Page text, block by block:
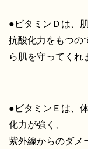
●ビタミンＤは、
抗酸化力をもつの
ら肌を守ってくれ
●ビタミンＥは、
化力が強く、
紫外線からのダメ